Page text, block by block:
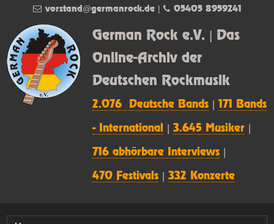
German Rock e.V. | Das
Online-Archiv der
Deutschen Rockmusik
2.076 Deutsche Bands |171 Bands
- International |3.645 Musiker
716 abhörbare Interviews
470 Festivals |332 Konzerte
vorstand@germanrock.de| 05405 8959241